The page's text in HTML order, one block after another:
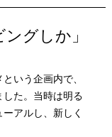
グしか」
いう企画内で、
た。当時は明る
アルし、新しく